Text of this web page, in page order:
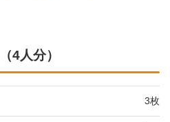
4人分）
3枚